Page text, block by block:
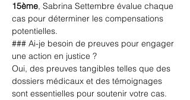
15ème, Sabrina Settembre évalue chaque
cas pour déterminer les compensations
potentielles.
### Ai-je besoin de preuves pour engager
une action en justice ?
Oui, des preuves tangibles telles que des
dossiers médicaux et des témoignages
sont essentielles pour soutenir votre cas.